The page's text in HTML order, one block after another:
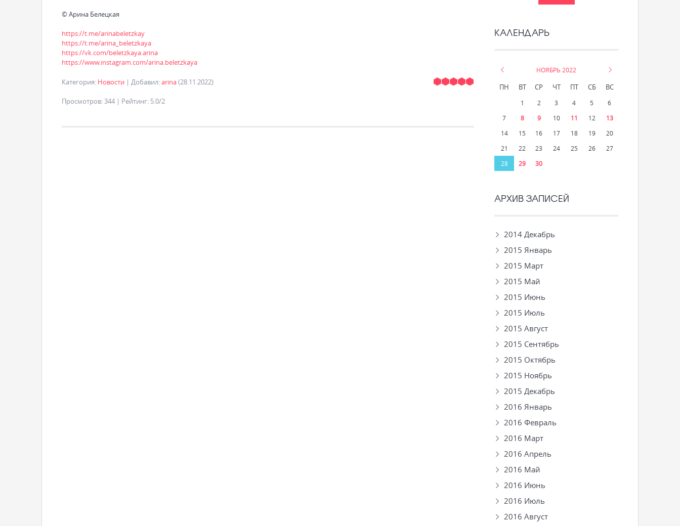
© Арина Белецкая
https://t.me/arinabeletzkay
https://t.me/arina_beletzkaya
https://vk.com/beletzkaya.arina
https://www.instagram.com/arina.beletzkaya
Категория: Новости | Добавил:arina(28.11.2022)
Просмотров:344 | Рейтинг: 5.0/2
КАЛЕНДАРЬ
НОЯБРЬ 2022
ПН ВТ СР ЧТ ПТ СБ ВС
1 2 3 4 5
6
7
8 9 10 11 12
13
14
15 16 17 18 19
20
21
22 23 24 25 26
27
28
29 30
АРХИВ ЗАПИСЕЙ
2014 Декабрь
2015 Январь
2015 Март
2015 Май
2015 Июнь
2015 Июль
2015 Август
2015 Сентябрь
2015 Октябрь
2015 Ноябрь
2015 Декабрь
2016 Январь
2016 Февраль
2016 Март
2016 Апрель
2016 Май
2016 Июнь
2016 Июль
2016 Август